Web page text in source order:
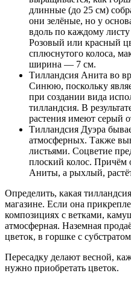
длинные (до 25 см)
они зелёные, но у
вдоль по каждому
Розовый или красный
сплюснутого колоса,
ширина — 7 см.
Тилландсия Анита во
Синюю, поскольку
при создании вида
тилландсия. В
растения имеют серый
Тилландсия Дуэра
атмосферных. Также
листьями. Соцветие
плоский колос.
Аниты, а рыхлый,
Определить, какая
магазине. Если она
композициях с ветками,
атмосферная. Наземная
цветок, в горшке с
Пересадку делают весной,
нужно приобретать цветок.